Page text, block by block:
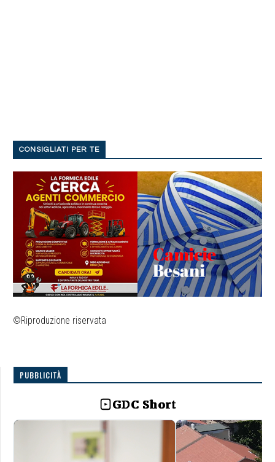
CONSIGLIATI PER TE
©Riproduzione riservata
PUBBLICITÀ
GDC Short